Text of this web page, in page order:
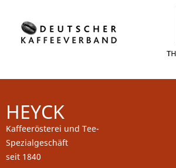
HEYCK
Kaffeerösterei und Tee-
Spezialgeschäft
seit 1840